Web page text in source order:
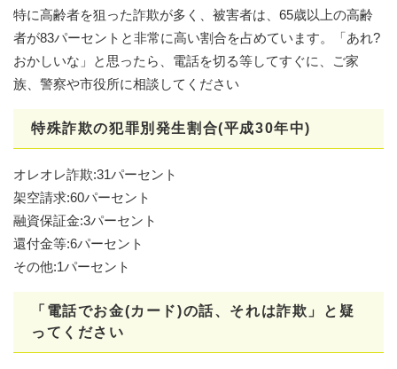
特に高齢者を狙った詐欺が多く、被害者は、65歳以上の高齢
者が83パーセントと非常に高い割合を占めています。「あれ?
おかしいな」と思ったら、電話を切る等してすぐに、ご家
族、警察や市役所に相談してください
特殊詐欺の犯罪別発生割合(平成30年中)
オレオレ詐欺:31パーセント
架空請求:60パーセント
融資保証金:3パーセント
還付金等:6パーセント
その他:1パーセント
「電話でお金(カード)の話、それは詐欺」と疑
ってください